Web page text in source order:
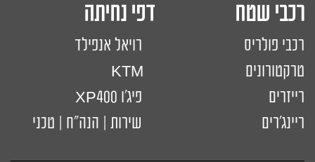
רכבי שטח דפי נחיתה
רכבי פולריס
רויאל אנפילד
טרקטורונים
רייזרים
פיג'ו XP400
ריינג'רים
שירות | הנה"ח | טכני